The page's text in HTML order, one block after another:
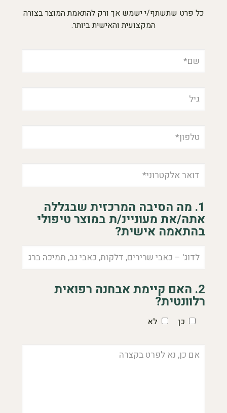
כל פרט שתשתף/י ישמש אך ורק להתאמת המוצר בצורה
המקצועית והאישית ביותר.
1. מה הסיבה המרכזית שבגללה
אתה/את מעוניינ/ת במוצר טיפולי
בהתאמה אישית?
2. האם קיימת אבחנה רפואית
רלוונטית?
כן לא